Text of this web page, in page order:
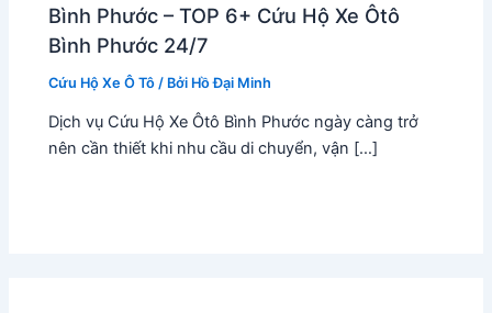
Bình Phước – TOP 6+ Cứu Hộ Xe Ôtô
Bình Phước 24/7
Cứu Hộ Xe Ô Tô / Bởi Hồ Đại Minh
Dịch vụ Cứu Hộ Xe Ôtô Bình Phước ngày càng trở
nên cần thiết khi nhu cầu di chuyển, vận […]